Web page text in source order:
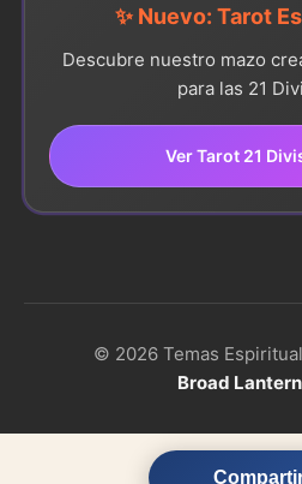
✨ Nuevo: Tarot
Descubre nuestro mazo
para las 21
Ver Tarot 21
© 2026 Temas
Broad